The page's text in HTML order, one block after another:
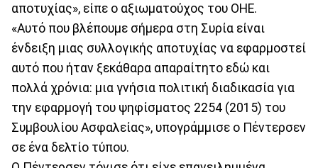
αποτυχίας», είπε ο αξιωματούχος του ΟΗΕ.
«Αυτό που βλέπουμε σήμερα στη Συρία είναι
ένδειξη μιας συλλογικής αποτυχίας να εφαρμοστεί
αυτό που ήταν ξεκάθαρα απαραίτητο εδώ και
πολλά χρόνια: μια γνήσια πολιτική διαδικασία για
την εφαρμογή του ψηφίσματος 2254 (2015) του
Συμβουλίου Ασφαλείας», υπογράμμισε ο Πέντερσεν
σε ένα δελτίο τύπου.